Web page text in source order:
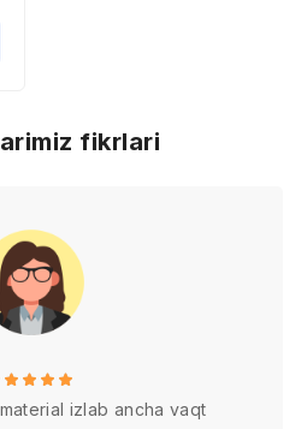
fikrlari
izlab ancha vaqt